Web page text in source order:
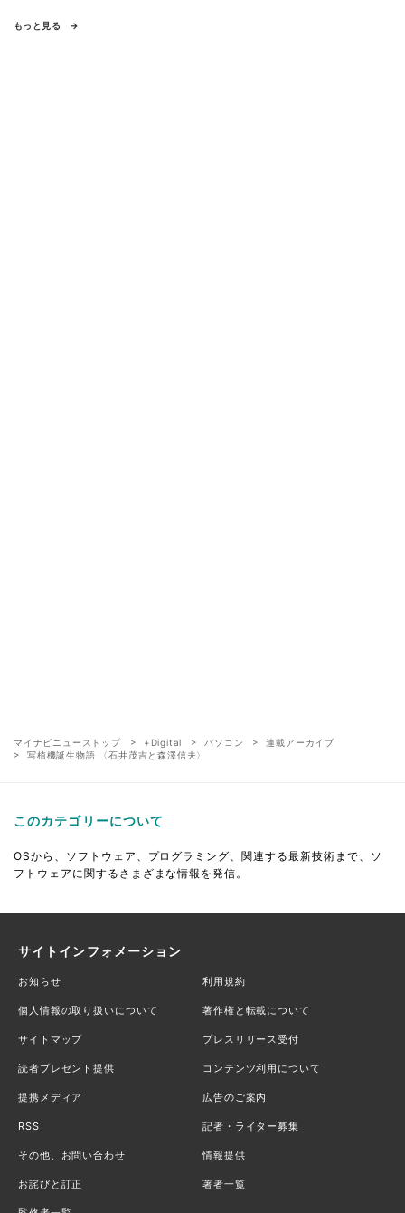
もっと見る
マイナビニューストップ +Digital パソコン
連載アーカイブ
写植機誕生物語 〈石井茂吉と森澤信夫〉
このカテゴリーについて
OSから、ソフトウェア、プログラミング、関連する最新技術まで、ソ
フトウェアに関するさまざまな情報を発信。
サイトインフォメーション
お知らせ 利用規約
個人情報の取り扱いについて 著作権と転載について
サイトマップ プレスリリース受付
読者プレゼント提供 コンテンツ利用について
提携メディア 広告のご案内
RSS 記者・ライター募集
その他、お問い合わせ 情報提供
お詫びと訂正 著者一覧